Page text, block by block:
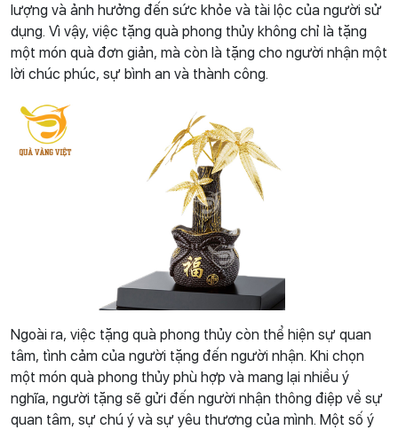
lượng và ảnh hưởng đến sức khỏe và tài lộc của người sử
dụng. Vì vậy, việc tặng quà phong thủy không chỉ là tặng
một món quà đơn giản, mà còn là tặng cho người nhận một
lời chúc phúc, sự bình an và thành công.
Ngoài ra, việc tặng quà phong thủy còn thể hiện sự quan
tâm, tình cảm của người tặng đến người nhận. Khi chọn
một món quà phong thủy phù hợp và mang lại nhiều ý
nghĩa, người tặng sẽ gửi đến người nhận thông điệp về sự
quan tâm, sự chú ý và sự yêu thương của mình. Một số ý